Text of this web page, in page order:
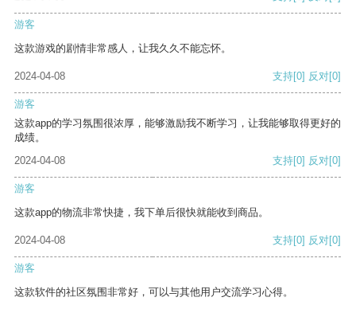
游客
这款游戏的剧情非常感人，让我久久不能忘怀。
2024-04-08 支持[0] 反对[0]
游客
这款app的学习氛围很浓厚，能够激励我不断学习，让我能够取得更好的
成绩。
2024-04-08
支持[0] 反对[0]
游客
这款app的物流非常快捷，我下单后很快就能收到商品。
2024-04-08 支持[0] 反对[0]
游客
这款软件的社区氛围非常好，可以与其他用户交流学习心得。